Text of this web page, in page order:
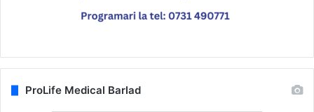
ProLife Medical Barlad